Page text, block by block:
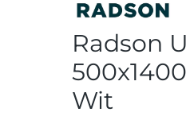
Radson
Wit